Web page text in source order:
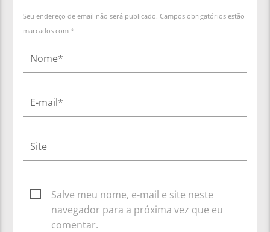
Seu endereço de email não será publicado. Campos obrigatórios estão
marcados com *
Salve meu nome, e-mail e site neste
navegador para a próxima vez que eu
comentar.